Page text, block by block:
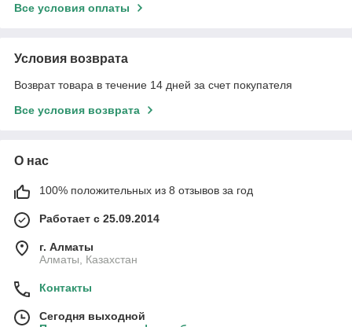
Все условия оплаты
Условия возврата
Возврат товара в течение 14 дней за счет покупателя
Все условия возврата
О нас
100% положительных из 8 отзывов за год
Работает с 25.09.2014
г. Алматы
Алматы, Казахстан
Контакты
Сегодня выходной